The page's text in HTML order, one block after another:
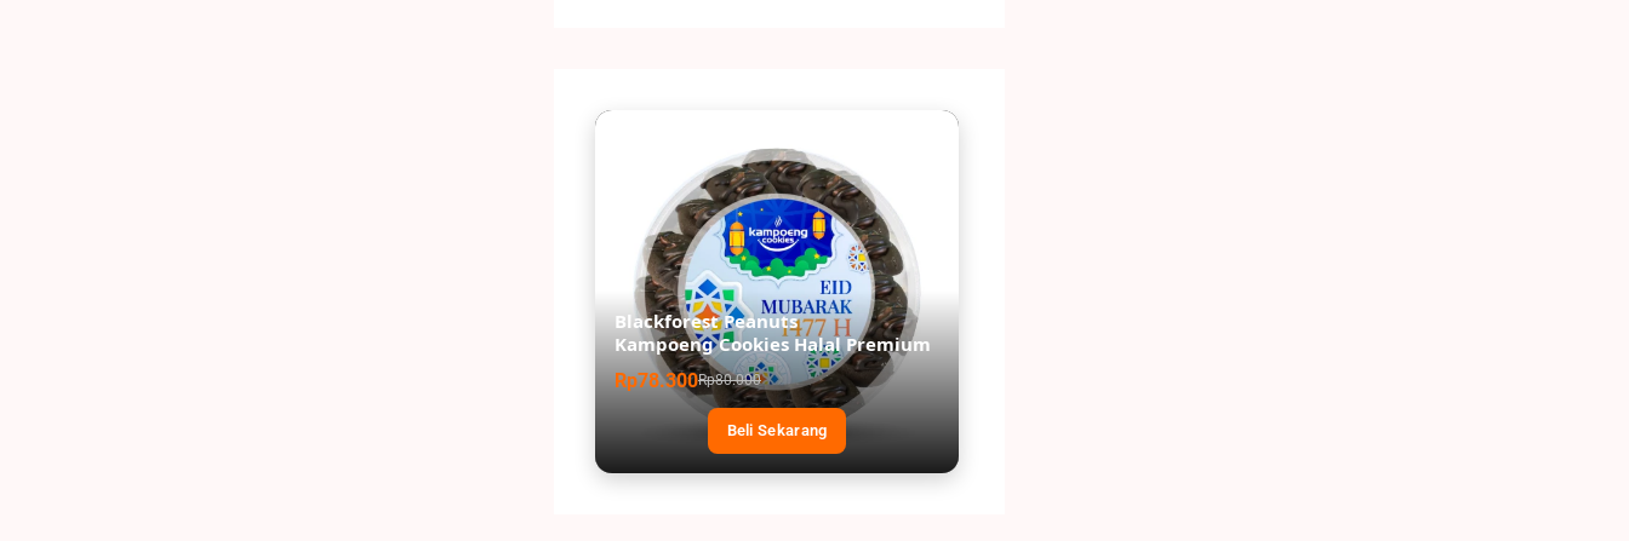
Blackforest Peanuts
Kampoeng Cookies Halal Premium
Rp78.300Rp80.000
Beli Sekarang